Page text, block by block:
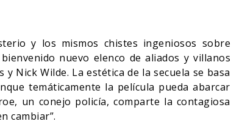
y los mismos chistes ingeniosos sobre
nuevo elenco de aliados y villanos
Nick Wilde. La estética de la secuela se basa
temáticamente la película pueda abarcar
un conejo policía, comparte la contagiosa
cambiar”.